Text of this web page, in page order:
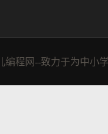
编程网--致力于为中